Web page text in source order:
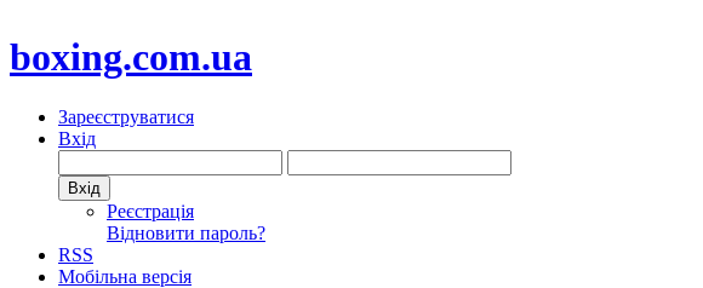
boxing.com.ua
Зареєструватися
Вхід
Реєстрація
Відновити пароль?
RSS
Мобільна версія